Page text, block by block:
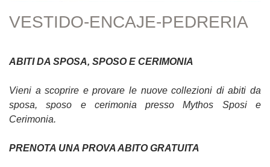
VESTIDO-ENCAJE-PEDRERIA
ABITI DA SPOSA, SPOSO E CERIMONIA
Vieni a scoprire e provare le nuove collezioni di abiti da
sposa, sposo e cerimonia presso Mythos Sposi e
Cerimonia.
PRENOTA UNA PROVA ABITO GRATUITA